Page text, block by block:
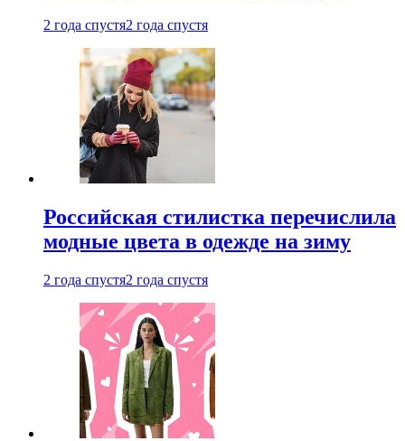
2 года спустя2 года спустя
Российская стилистка перечислила
модные цвета в одежде на зиму
2 года спустя2 года спустя